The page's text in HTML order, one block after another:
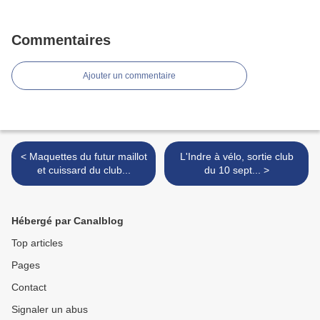
Commentaires
Ajouter un commentaire
< Maquettes du futur maillot
et cuissard du club...
L'Indre à vélo, sortie club
du 10 sept... >
Hébergé par Canalblog
Top articles
Pages
Contact
Signaler un abus